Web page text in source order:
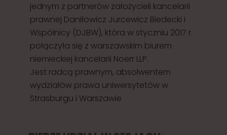
jednym z partnerów założycieli kancelarii
prawnej Daniłowicz Jurcewicz Biedecki i
Wspólnicy (DJBW), która w styczniu 2017 r.
połączyła się z warszawskim biurem
niemieckiej kancelarii Noerr LLP.
Jest radcą prawnym, absolwentem
wydziałów prawa uniwersytetów w
Strasburgu i Warszawie